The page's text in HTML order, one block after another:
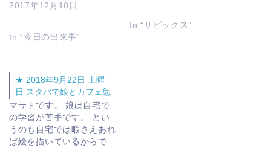
2017年12月10日
In “今日の出来事”
In “サピックス”
★ 2018年9月22日 土曜
日 スタバで娘とカフェ勉
マサトです。 娘は自宅で
の学習が苦手です。 とい
うのも自宅では暇さえあれ
ば絵を描いているからで